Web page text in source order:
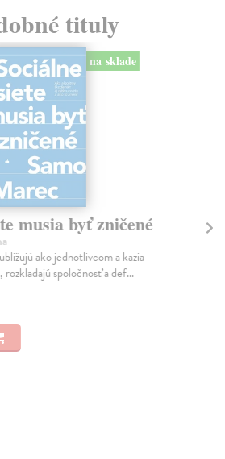
tituly
na sklade
musia byť zničené
ako jednotlivcom a kazia
spoločnosť a def...